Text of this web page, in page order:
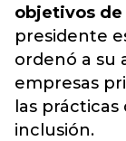
objetivos
presidente
ordenó a su
empresas
las
inclusión.